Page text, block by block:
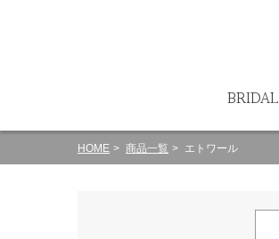
BRIDAL
HOME 商品一覧 エトワール